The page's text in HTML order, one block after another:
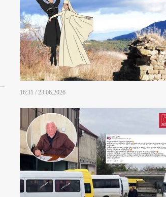
16:31 / 23.06.2026